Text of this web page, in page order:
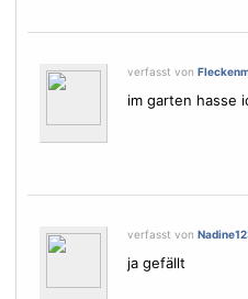
verfasst von
im garten hasse
verfasst von
ja gefällt